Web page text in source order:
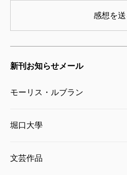
感想を送
新刊お知らせメール
モーリス・ルブラン
堀口大學
文芸作品